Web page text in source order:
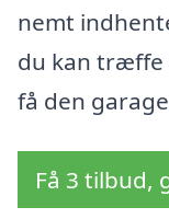
nemt
du kan træffe
få den
Få 3 tilbud,